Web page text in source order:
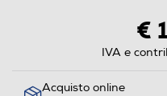
€
IVA e
Acquisto online